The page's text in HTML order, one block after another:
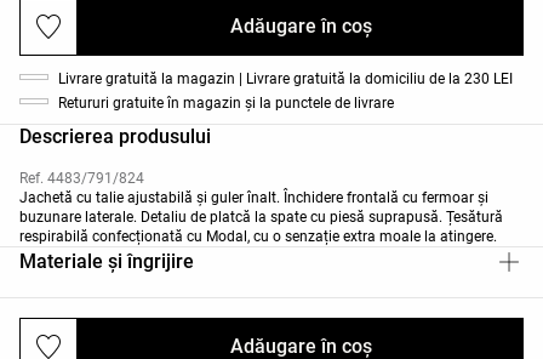
Adăugare în coș
Adăugare în coș
Livrare gratuită la magazin | Livrare gratuită la domiciliu de la 230 LEI
Retururi gratuite în magazin și la punctele de livrare
Descrierea produsului
Ref. 4483/791/824
Jachetă cu talie ajustabilă și guler înalt. Închidere frontală cu fermoar și
buzunare laterale. Detaliu de platcă la spate cu piesă suprapusă. Țesătură
respirabilă confecționată cu Modal, cu o senzație extra moale la atingere.
Materiale și îngrijire
Livrări și returnări